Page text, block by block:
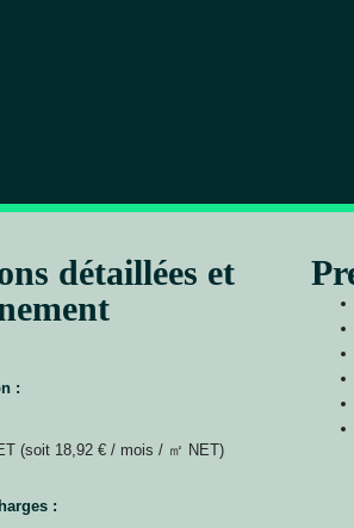
détaillées et
:
(soit 18,92 € / mois / ㎡ NET)
: